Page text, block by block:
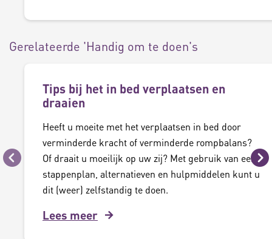
Gerelateerde 'Handig om te doen's
Vorige
Tips bij het in bed verplaatsen en
draaien
Heeft u moeite met het verplaatsen in bed door
verminderde kracht of verminderde rompbalans?
Of draait u moeilijk op uw zij? Met gebruik van een
stappenplan, alternatieven en hulpmiddelen kunt u
dit (weer) zelfstandig te doen.
Lees meer